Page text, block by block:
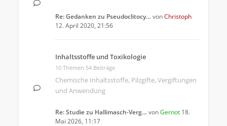
Re: Gedanken zu Pseudoclitocy… vonChristoph
12. April 2020, 21:56
Inhaltsstoffe und Toxikologie
10 Themen 54 Beiträge
Chemische Inhaltsstoffe, Pilzgifte, Vergiftungen
und Anwendung
Re: Studie zu Hallimasch-Verg… vonGernot 18.
Mai 2026, 11:17